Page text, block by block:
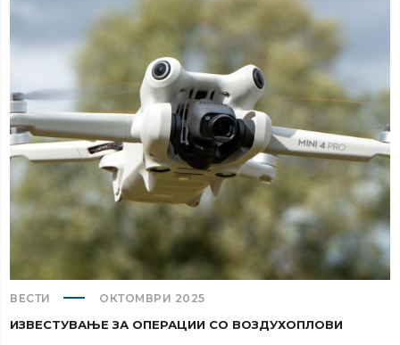
ВЕСТИ ОКТОМВРИ 2025
ИЗВЕСТУВАЊЕ ЗА ОПЕРАЦИИ СО ВОЗДУХОПЛОВИ